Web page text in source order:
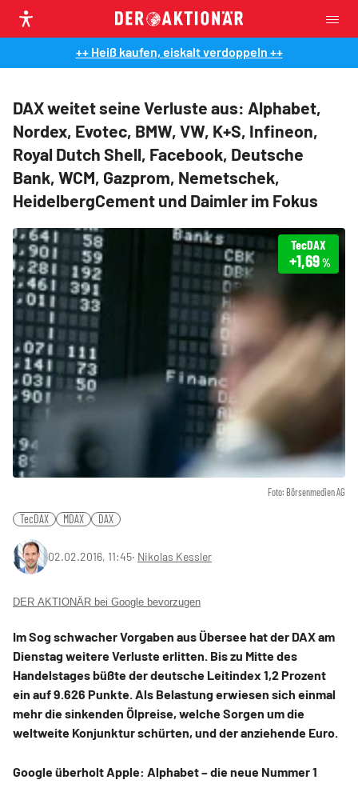
++ Heiß kaufen, eiskalt verdoppeln ++
DAX weitet seine Verluste aus: Alphabet,
Nordex, Evotec, BMW, VW, K+S, Infineon,
Royal Dutch Shell, Facebook, Deutsche
Bank, WCM, Gazprom, Nemetschek,
HeidelbergCement und Daimler im Fokus
Foto: Börsenmedien AG
TecDAX
+1,69%
TecDAX MDAX DAX
02.02.2016, 11:45‧ Nikolas Kessler
DER AKTIONÄR bei Google bevorzugen
Im Sog schwacher Vorgaben aus Übersee hat der DAX am
Dienstag weitere Verluste erlitten. Bis zu Mitte des
Handelstages büßte der deutsche Leitindex 1,2 Prozent
ein auf 9.626 Punkte. Als Belastung erwiesen sich einmal
mehr die sinkenden Ölpreise, welche Sorgen um die
weltweite Konjunktur schürten, und der anziehende Euro.
Google überholt Apple: Alphabet – die neue Nummer 1